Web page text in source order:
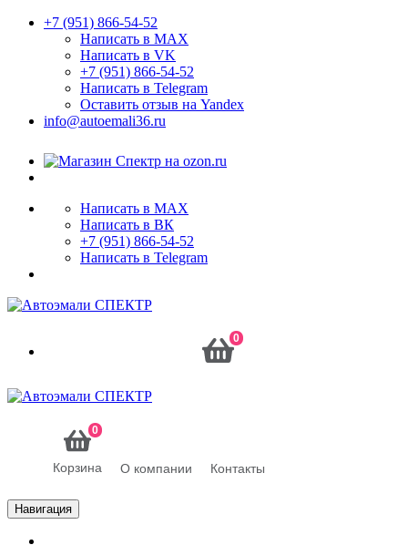
+7 (951) 866-54-52
Написать в MAX
Написать в VK
+7 (951) 866-54-52
Написать в Telegram
Оставить отзыв на Yandex
info@autoemali36.ru
Написать в MAX
Написать в ВК
+7 (951) 866-54-52
Написать в Telegram
0
0
Корзина О компании Контакты
Навигация